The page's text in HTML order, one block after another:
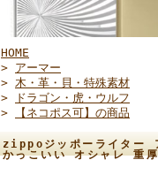
HOME
> アーマー
> 木・革・貝・特殊素材
>
ドラゴン・虎・ウルフ
>
【ネコポス可】の商品
zippoジッポーライター
かっこいい オシャレ 重